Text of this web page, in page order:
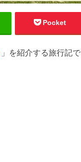
Pocket
」を紹介する旅行記で